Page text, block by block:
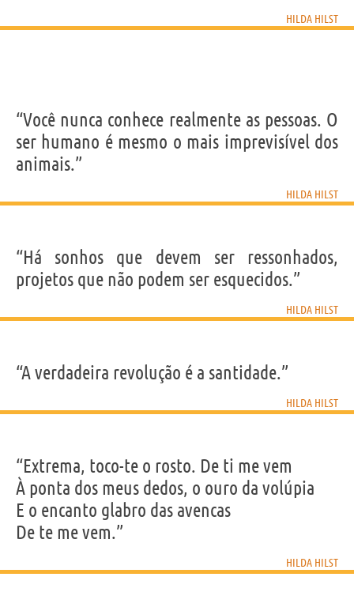
HILDA HILST
“Você nunca conhece realmente as pessoas. O
ser humano é mesmo o mais imprevisível dos
animais.”
HILDA HILST
“Há sonhos que devem ser ressonhados,
projetos que não podem ser esquecidos.”
HILDA HILST
“A verdadeira revolução é a santidade.”
HILDA HILST
“Extrema, toco-te o rosto. De ti me vem
À ponta dos meus dedos, o ouro da volúpia
E o encanto glabro das avencas
De te me vem.”
HILDA HILST